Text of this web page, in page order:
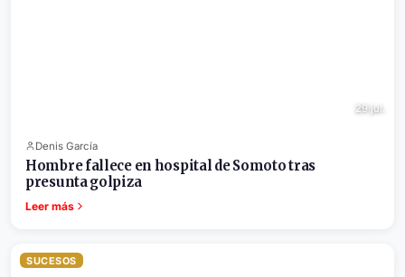
29 jul.
Denis García
Hombre fallece en hospital de Somoto tras
presunta golpiza
Leer más
SUCESOS